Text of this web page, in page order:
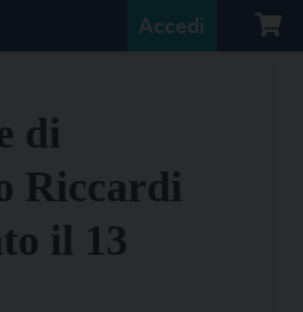
Accedi
di
Riccardi
il 13